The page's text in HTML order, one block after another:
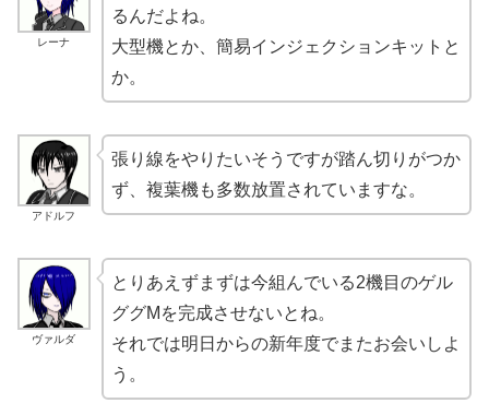
レーナ
るんだよね。
大型機とか、簡易インジェクションキットと
か。
アドルフ
張り線をやりたいそうですが踏ん切りがつか
ず、複葉機も多数放置されていますな。
ヴァルダ
とりあえずまずは今組んでいる2機目のゲル
ググMを完成させないとね。
それでは明日からの新年度でまたお会いしよ
う。